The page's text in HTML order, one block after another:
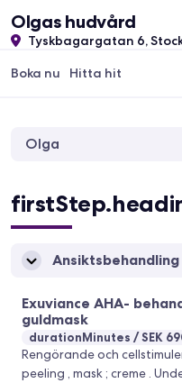
Olgas hudvård
Tyskbagargatan 6,
Boka nu
Hitta hit
Olga
Ansiktsbehandling
Exuviance AHA-
guldmask
durationMinutes SEK
Rengörande och cellstimulerande beh Ingår:
peeling , mask ; creme .